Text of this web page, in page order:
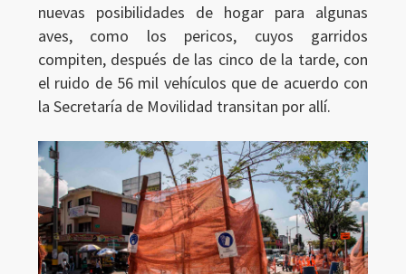
nuevas posibilidades de hogar para algunas
aves, como los pericos, cuyos garridos
compiten, después de las cinco de la tarde, con
el ruido de 56 mil vehículos que de acuerdo con
la Secretaría de Movilidad transitan por allí.